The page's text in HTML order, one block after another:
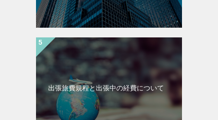
出張旅費規程と出張中の経費について